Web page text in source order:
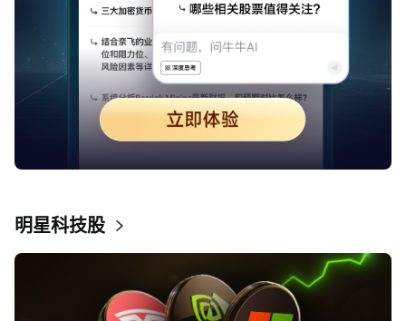
明星科技股